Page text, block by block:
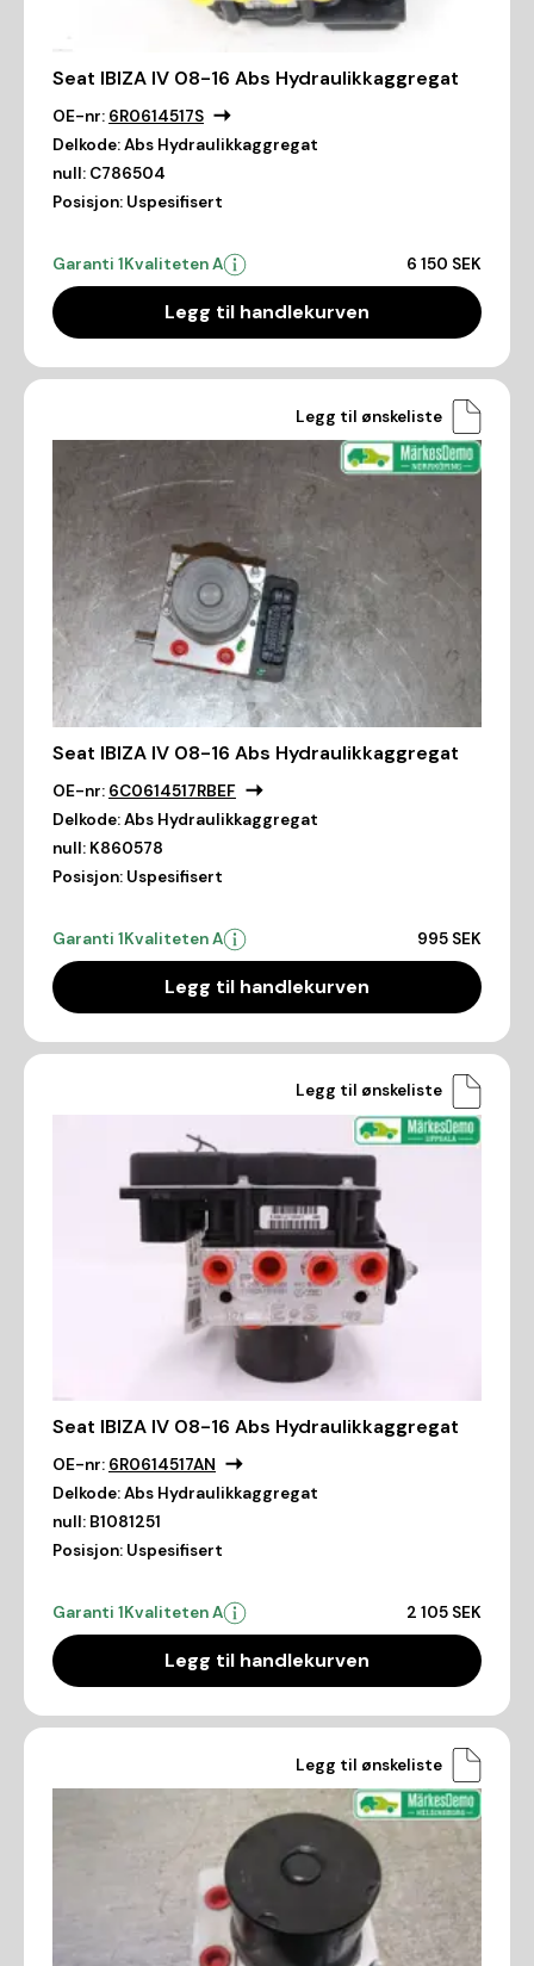
Seat IBIZA IV 08-16 Abs Hydraulikkaggregat
OE-nr: 6R0614517S
Delkode:Abs Hydraulikkaggregat
null: C786504
Posisjon: Uspesifisert
Garanti 1Kvaliteten A 6 150 SEK
Legg til handlekurven
Legg til ønskeliste
Seat IBIZA IV 08-16 Abs Hydraulikkaggregat
OE-nr: 6C0614517RBEF
Delkode:Abs Hydraulikkaggregat
null: K860578
Posisjon: Uspesifisert
Garanti 1Kvaliteten A 995 SEK
Legg til handlekurven
Legg til ønskeliste
Seat IBIZA IV 08-16 Abs Hydraulikkaggregat
OE-nr: 6R0614517AN
Delkode:Abs Hydraulikkaggregat
null: B1081251
Posisjon: Uspesifisert
Garanti 1Kvaliteten A 2 105 SEK
Legg til handlekurven
Legg til ønskeliste